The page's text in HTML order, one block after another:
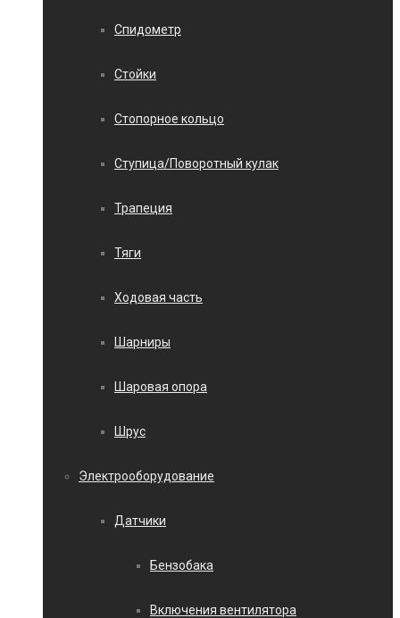
Спидометр
Стойки
Стопорное кольцо
Ступица/Поворотный кулак
Трапеция
Тяги
Ходовая часть
Шарниры
Шаровая опора
Шрус
Электрооборудование
Датчики
Бензобака
Включения вентилятора